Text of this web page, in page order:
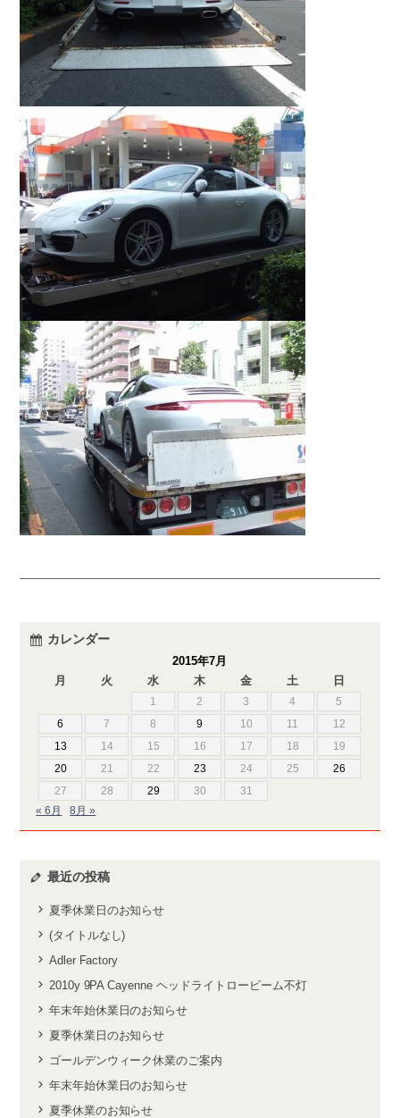
カレンダー
2015年7月
月
火 水 木 金 土 日
1 2 3 4
5
6
7 8 9 10 11
12
13
14 15 16 17 18
19
20
21 22 23 24 25
26
27
28 29 30
31
« 6月
8月 »
最近の投稿
夏季休業日のお知らせ
(タイトルなし)
Adler Factory
2010y 9PA Cayenne ヘッドライトロービーム不灯
年末年始休業日のお知らせ
夏季休業日のお知らせ
ゴールデンウィーク休業のご案内
年末年始休業日のお知らせ
夏季休業のお知らせ